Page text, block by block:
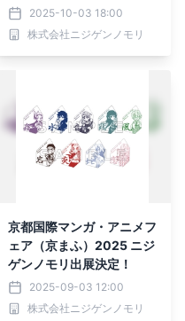
ジゲンノモリPOP UP スト
ア inイオンモール名古屋
茶屋』
2025-10-03 18:00
株式会社ニジゲンノモリ
京都国際マンガ・アニメフ
ェア（京まふ）2025 ニジ
ゲンノモリ出展決定！
2025-09-03 12:00
株式会社ニジゲンノモリ